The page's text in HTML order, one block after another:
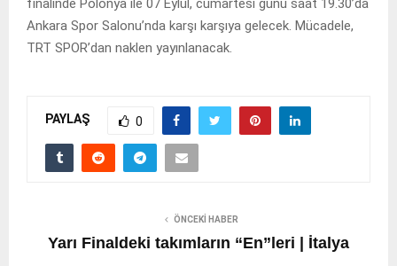
Ankara Spor Salonu’nda karşı karşıya gelecek. Mücadele,
TRT SPOR’dan naklen yayınlanacak.
PAYLAŞ 0
ÖNCEKI HABER
Yarı Finaldeki takımların “En”leri | İtalya